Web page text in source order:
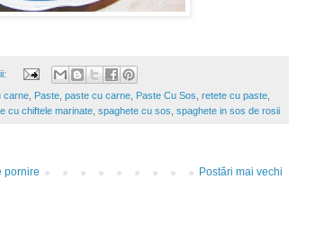
carne Paste paste cu carne Paste Cu Sos retete cu paste
cu chiftele marinate spaghete cu sos spaghete in sos de rosii
Postări mai vechi
pornire